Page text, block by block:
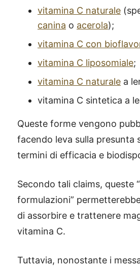
vitamina C naturale
canina o acerola);
vitamina C con
vitamina C liposomiale;
vitamina C naturale a
vitamina C sintetica a
Queste forme vengono
facendo leva sulla presunta
termini di efficacia e
Secondo tali claims, queste
formulazioni”
di assorbire e trattenere
vitamina C.
Tuttavia, nonostante i